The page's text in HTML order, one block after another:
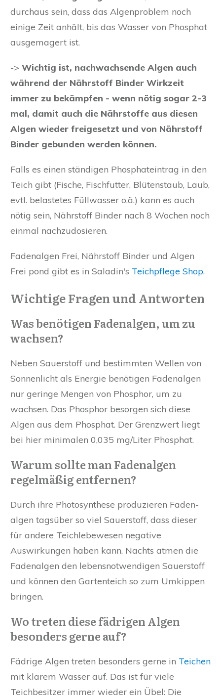
durchaus sein, dass das Algenproblem noch
einige Zeit anhält, bis das Wasser von Phosphat
ausgemagert ist.
-> Wichtig ist, nachwachsende Algen auch
während der Nährstoff Binder Wirkzeit
immer zu bekämpfen - wenn nötig sogar 2-3
mal, damit auch die Nährstoffe aus diesen
Algen wieder freigesetzt und von Nährstoff
Binder gebunden werden können.
Falls es einen ständigen Phosphateintrag in den
Teich gibt (Fische, Fischfutter, Blütenstaub, Laub,
evtl. belastetes Füllwasser o.ä.) kann es auch
nötig sein, Nährstoff Binder nach 8 Wochen noch
einmal nachzudosieren.
Fadenalgen Frei, Nährstoff Binder und Algen
Frei pond gibt es in Saladin's Teichpflege Shop.
Wichtige Fragen und Antworten
Was benötigen Fadenalgen, um zu
wachsen?
Neben Sauerstoff und bestimmten Wellen von
Sonnenlicht als Energie benötigen Fadenalgen
nur geringe Mengen von Phosphor, um zu
wachsen. Das Phosphor besorgen sich diese
Algen aus dem Phosphat. Der Grenzwert liegt
bei hier minimalen 0,035 mg/Liter Phosphat.
Warum sollte man Fadenalgen
regelmäßig entfernen?
Durch ihre Photosynthese produzieren Faden-
algen tagsüber so viel Sauerstoff, dass dieser
für andere Teichlebewesen negative
Auswirkungen haben kann. Nachts atmen die
Fadenalgen den lebensnotwendigen Sauerstoff
und können den Gartenteich so zum Umkippen
bringen.
Wo treten diese fädrigen Algen
besonders gerne auf?
Fädrige Algen treten besonders gerne in Teichen
mit klarem Wasser auf. Das ist für viele
Teichbesitzer immer wieder ein Übel: Die